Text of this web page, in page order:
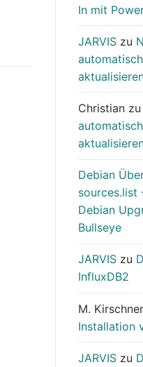
In mit
JARVIS zu
Christian zu
Debian
sources.list
Debian
Bullseye
JARVIS zu
InfluxDB2
M. Kirschner
Installation
JARVIS zu